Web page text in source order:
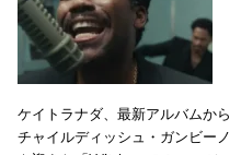
ケイトラナダ、最新アルバムから
チャイルディッシュ・ガンビーノ